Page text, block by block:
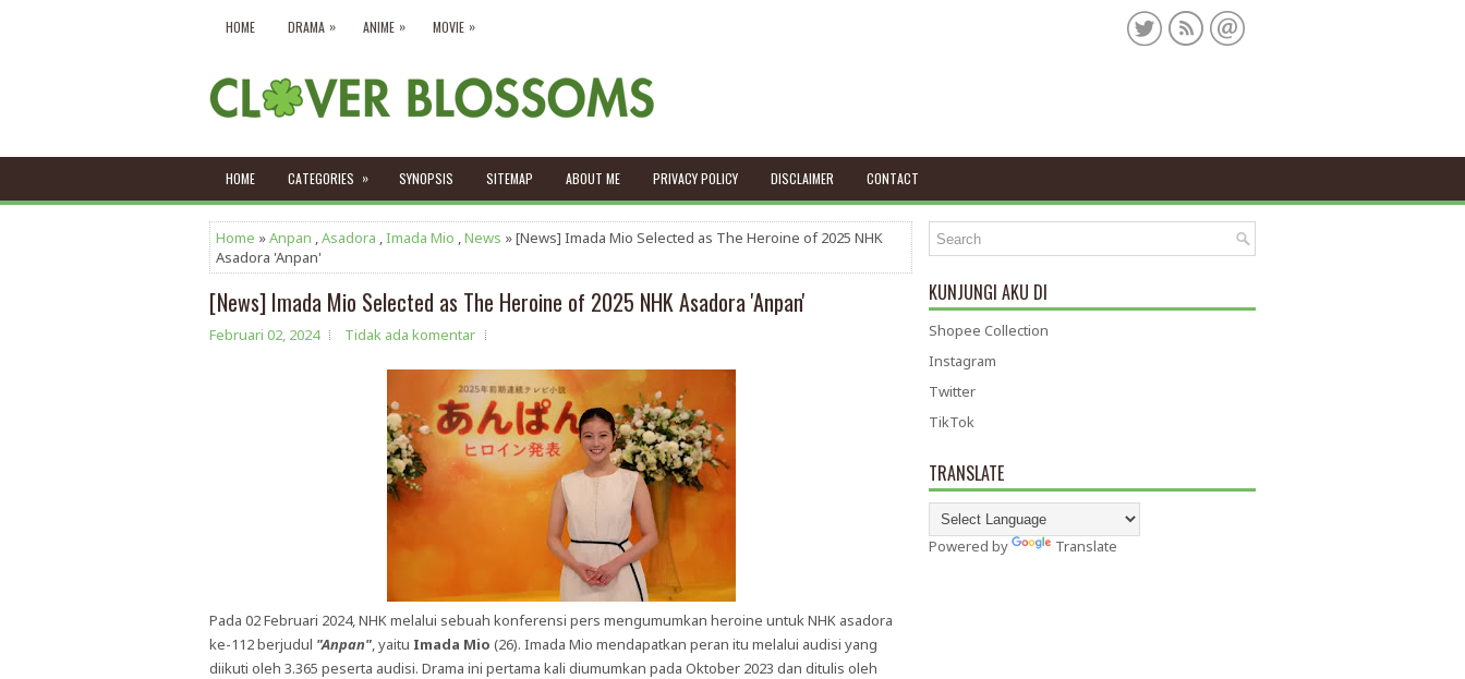
HOME DRAMA » ANIME » MOVIE »
HOME CATEGORIES » SYNOPSIS SITEMAP ABOUT ME PRIVACY POLICY DISCLAIMER CONTACT
Home »Anpan ,Asadora ,Imada Mio ,News » [News] Imada Mio Selected as The Heroine of 2025 NHK
Asadora 'Anpan'
[News] Imada Mio Selected as The Heroine of 2025 NHK Asadora 'Anpan'
Februari 02, 2024 Tidak ada komentar
Pada 02 Februari 2024, NHK melalui sebuah konferensi pers mengumumkan heroine untuk NHK asadora
ke-112 berjudul "Anpan", yaitu Imada Mio (26). Imada Mio mendapatkan peran itu melalui audisi yang
diikuti oleh 3.365 peserta audisi. Drama ini pertama kali diumumkan pada Oktober 2023 dan ditulis oleh
KUNJUNGI AKU DI
Shopee Collection
Instagram
Twitter
TikTok
TRANSLATE
Powered by Translate